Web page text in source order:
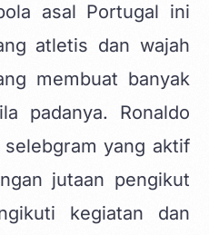
asal Portugal ini
atletis dan wajah
membuat banyak
padanya. Ronaldo
yang aktif
jutaan pengikut
kegiatan dan